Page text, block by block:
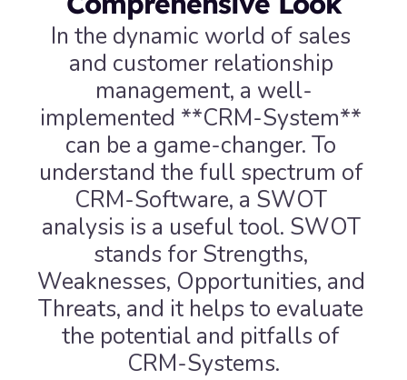
In the dynamic world of sales
and customer relationship
management, a well-
implemented **CRM-System**
can be a game-changer. To
understand the full spectrum of
CRM-Software, a SWOT
analysis is a useful tool. SWOT
stands for Strengths,
Weaknesses, Opportunities, and
Threats, and it helps to evaluate
the potential and pitfalls of
CRM-Systems.